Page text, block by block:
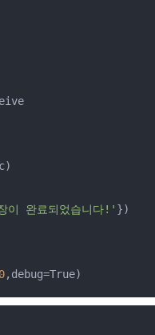
이 완료되었습니다!' })
,debug=True)